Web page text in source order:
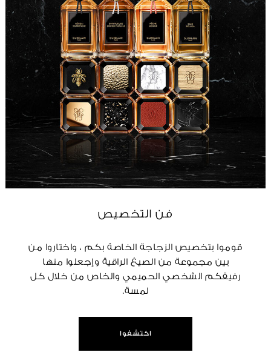
فن التخصيص
قوموا بتخصيص الزجاجة الخاصة بكم ، واختاروا من
بين مجموعة من الصيغ الراقية وإجعلوا منها
رفيقكم الشخصي الحميمي والخاص من خلال كل
لمسة.
اكتشفوا